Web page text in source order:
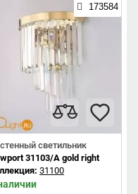
173584
светильник
31103/A gold right
31100